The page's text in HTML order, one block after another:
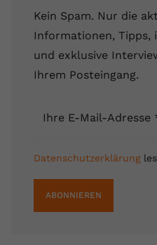
Kein Spam. Nur die
Informationen, Tipps,
und exklusive
Ihrem Posteingang.
Ihre E-Mail-Adresse
Datenschutzerklärung
ABONNIEREN